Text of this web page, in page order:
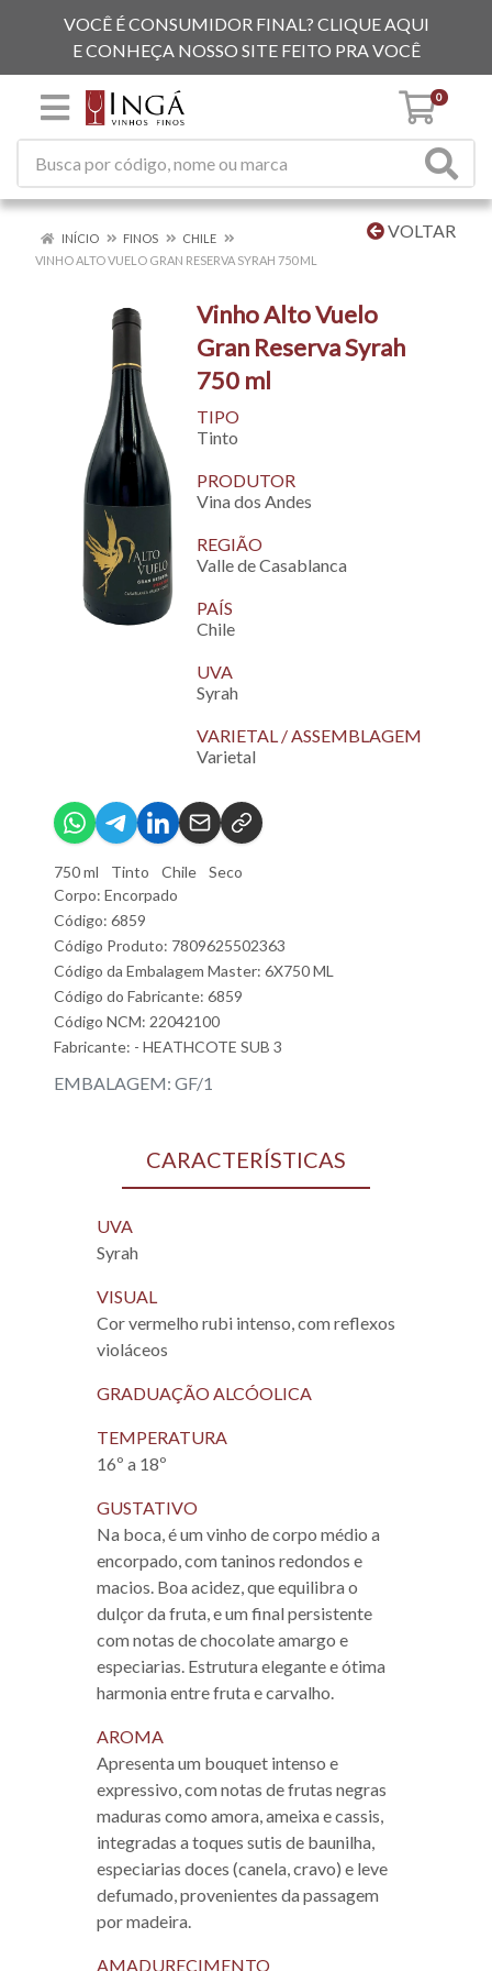
VOCÊ É CONSUMIDOR FINAL? CLIQUE AQUI
E CONHEÇA NOSSO SITE FEITO PRA VOCÊ
0
VOLTAR
INÍCIO FINOS
CHILE
VINHO ALTO VUELO GRAN RESERVA SYRAH 750 ML
Vinho Alto Vuelo
Gran Reserva Syrah
750 ml
TIPO
Tinto
PRODUTOR
Vina dos Andes
REGIÃO
Valle de Casablanca
PAÍS
Chile
UVA
Syrah
VARIETAL / ASSEMBLAGEM
Varietal
750 ml Tinto Chile
Seco
Corpo: Encorpado
Código: 6859
Código Produto: 7809625502363
Código da Embalagem Master: 6X750 ML
Código do Fabricante: 6859
Código NCM: 22042100
Fabricante: - HEATHCOTE SUB 3
EMBALAGEM: GF/1
CARACTERÍSTICAS
UVA
Syrah
VISUAL
Cor vermelho rubi intenso, com reflexos
violáceos
GRADUAÇÃO ALCÓOLICA
TEMPERATURA
16º a 18º
GUSTATIVO
Na boca, é um vinho de corpo médio a
encorpado, com taninos redondos e
macios. Boa acidez, que equilibra o
dulçor da fruta, e um final persistente
com notas de chocolate amargo e
especiarias. Estrutura elegante e ótima
harmonia entre fruta e carvalho.
AROMA
Apresenta um bouquet intenso e
expressivo, com notas de frutas negras
maduras como amora, ameixa e cassis,
integradas a toques sutis de baunilha,
especiarias doces (canela, cravo) e leve
defumado, provenientes da passagem
por madeira.
AMADURECIMENTO